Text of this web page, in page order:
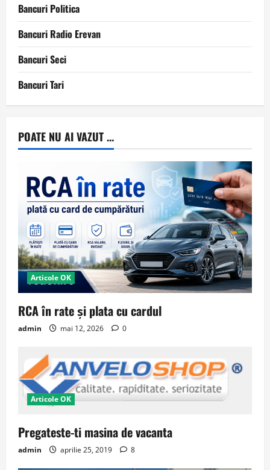
Bancuri Politica
Bancuri Radio Erevan
Bancuri Seci
Bancuri Tari
POATE NU AI VAZUT ...
Articole OK
RCA în rate și plata cu cardul
admin mai 12, 2026 0
Articole OK
Pregateste-ti masina de vacanta
admin aprilie 25, 2019 8